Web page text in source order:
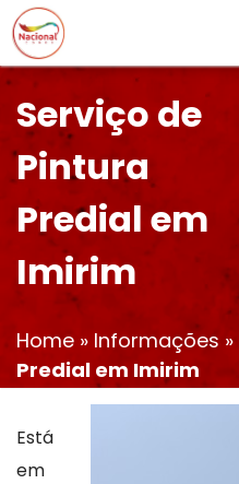
Serviço de
Pintura
Predial em
Imirim
Home » Informações »
Predial em Imirim
Está
em